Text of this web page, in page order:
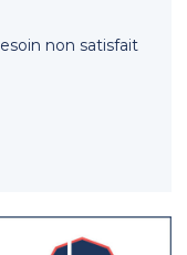
non satisfait